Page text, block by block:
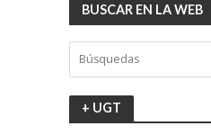
BUSCAR EN LA WEB
+ UGT